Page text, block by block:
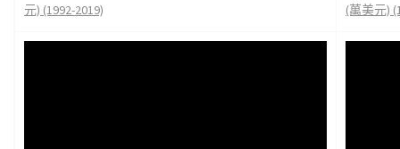
元) (1992-2019)
(萬美元)